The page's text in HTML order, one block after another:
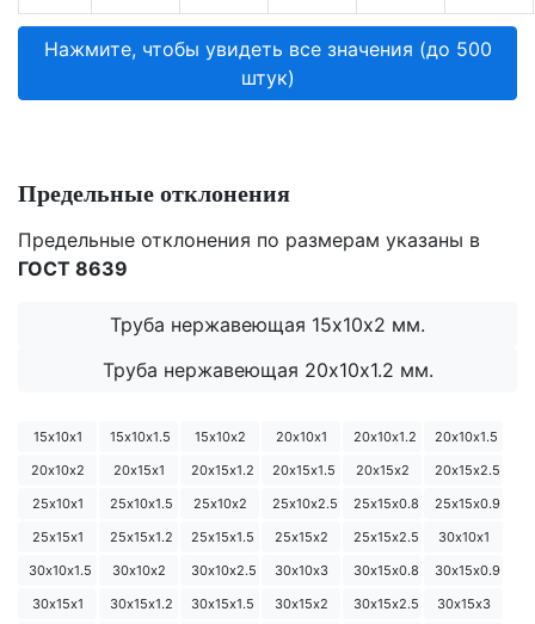
Нажмите, чтобы увидеть все значения (до 500
штук)
Предельные отклонения
Предельные отклонения по размерам указаны в
ГОСТ 8639
Труба нержавеющая 15х10х2 мм.
Труба нержавеющая 20х10х1.2 мм.
15х10х1 15х10х1.5 15х10х2 20х10х1 20х10х1.2
20х10х1.5
20х10х2
20х15х1 20х15х1.2 20х15х1.5 20х15х2
20х15х2.5
25х10х1
25х10х1.5 25х10х2 25х10х2.5 25х15х0.8
25х15х0.9
25х15х1
25х15х1.2 25х15х1.5 25х15х2 25х15х2.5
30х10х1
30х10х1.5
30х10х2 30х10х2.5 30х10х3 30х15х0.8
30х15х0.9
30х15х1
30х15х1.2 30х15х1.5 30х15х2 30х15х2.5
30х15х3